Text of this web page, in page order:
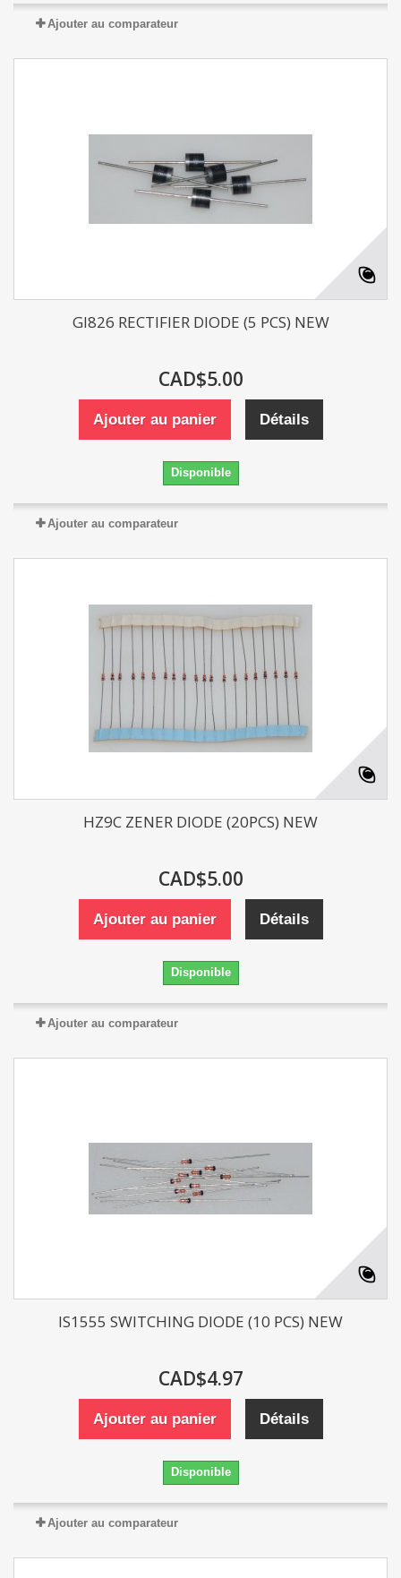
Ajouter au comparateur
GI826 RECTIFIER DIODE (5 PCS) NEW
CAD$5.00
Ajouter au panier Détails
Disponible
Ajouter au comparateur
HZ9C ZENER DIODE (20PCS) NEW
CAD$5.00
Ajouter au panier Détails
Disponible
Ajouter au comparateur
IS1555 SWITCHING DIODE (10 PCS) NEW
CAD$4.97
Ajouter au panier Détails
Disponible
Ajouter au comparateur